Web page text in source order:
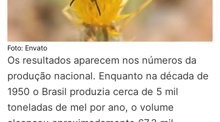
Foto: Envato
Os resultados aparecem nos números da
produção nacional. Enquanto na década de
1950 o Brasil produzia cerca de 5 mil
toneladas de mel por ano, o volume